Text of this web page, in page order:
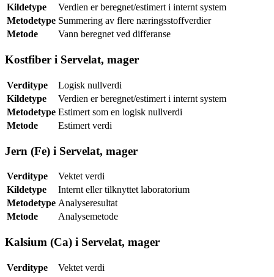
Kildetype
Verdien er beregnet/estimert i internt system
Metodetype Summering av flere næringsstoffverdier
Metode
Vann beregnet ved differanse
Kostfiber i Servelat, mager
Verditype
Logisk nullverdi
Kildetype
Verdien er beregnet/estimert i internt system
Metodetype Estimert som en logisk nullverdi
Metode
Estimert verdi
Jern (Fe) i Servelat, mager
Verditype
Vektet verdi
Kildetype
Internt eller tilknyttet laboratorium
Metodetype Analyseresultat
Metode
Analysemetode
Kalsium (Ca) i Servelat, mager
Verditype
Vektet verdi